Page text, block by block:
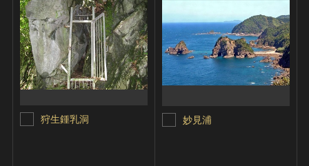
狩生鍾乳洞 妙見浦